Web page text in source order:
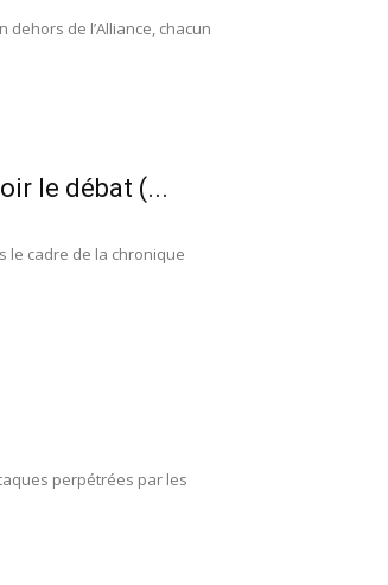
dehors de l’Alliance, chacun
le débat (...
le cadre de la chronique
perpétrées par les